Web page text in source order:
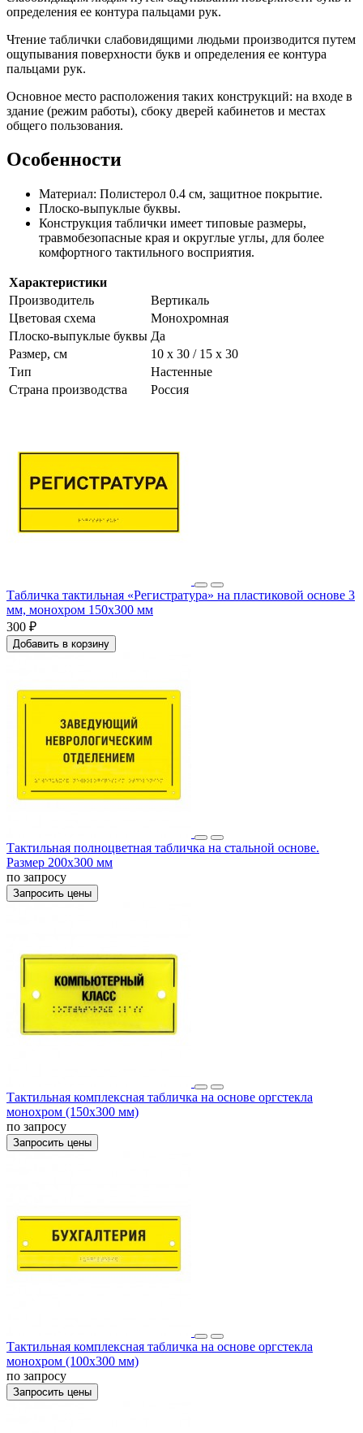
определения ее контура пальцами рук.
Чтение таблички слабовидящими людьми производится путем
ощупывания поверхности букв и определения ее контура
пальцами рук.
Основное место расположения таких конструкций: на входе в
здание (режим работы), сбоку дверей кабинетов и местах
общего пользования.
Особенности
Материал: Полистерол 0.4 см, защитное покрытие.
Плоско-выпуклые буквы.
Конструкция таблички имеет типовые размеры,
травмобезопасные края и округлые углы, для более
комфортного тактильного восприятия.
Характеристики
Производитель
Вертикаль
Цветовая схема
Монохромная
Плоско-выпуклые буквы Да
Размер, см
10 x 30 / 15 x 30
Тип
Настенные
Страна производства
Россия
Табличка тактильная «Регистратура» на пластиковой основе 3
мм, монохром 150x300 мм
300 ₽
Добавить в корзину
Тактильная полноцветная табличка на стальной основе.
Размер 200x300 мм
по запросу
Запросить цены
Тактильная комплексная табличка на основе оргстекла
монохром (150x300 мм)
по запросу
Запросить цены
Тактильная комплексная табличка на основе оргстекла
монохром (100x300 мм)
по запросу
Запросить цены